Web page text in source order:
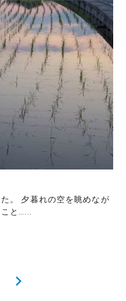
。 夕暮れの空を眺めなが
と…...
次